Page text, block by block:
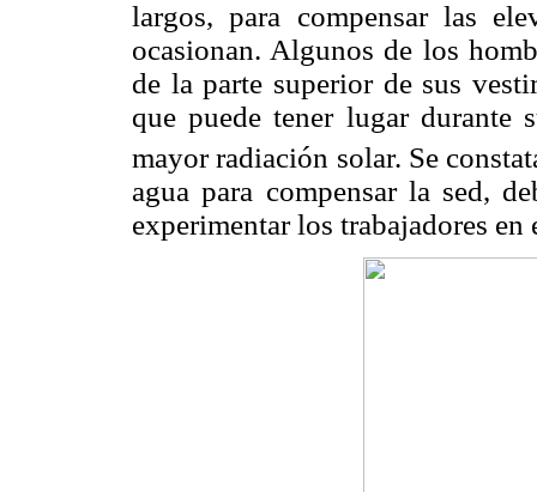
largos, para compensar las
ocasionan. Algunos de los
de la parte superior de sus
que puede tener lugar durante
mayor radiación solar. Se
agua para compensar la sed,
experimentar los trabajadores en